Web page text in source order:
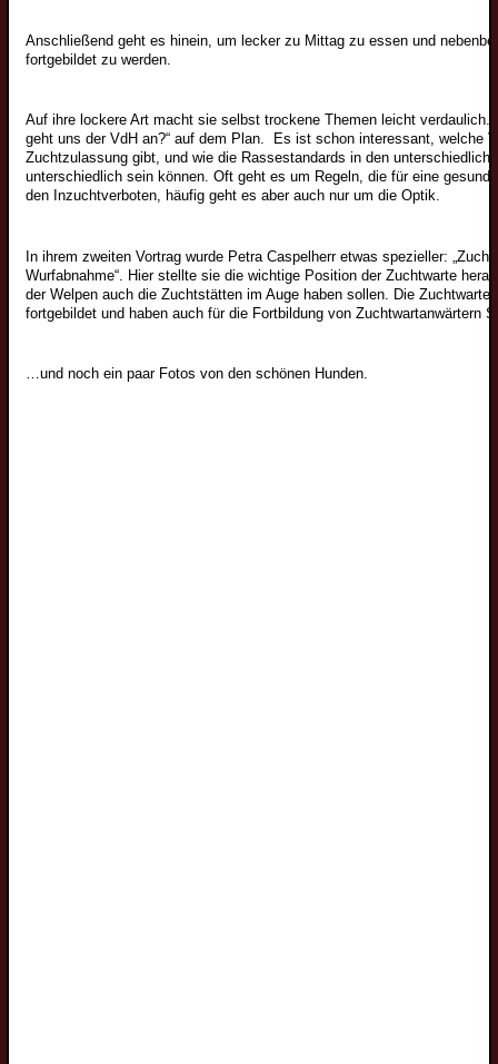
Anschließend geht es hinein, um lecker zu Mittag zu essen und
fortgebildet zu werden.
Auf ihre lockere Art macht sie selbst trockene Themen leicht verdaulich.
geht uns der VdH an?“ auf dem Plan. Es ist schon interessant, welche
Zuchtzulassung gibt, und wie die Rassestandards in den
unterschiedlich sein können. Oft geht es um Regeln, die für eine
den Inzuchtverboten, häufig geht es aber auch nur um die Optik.
In ihrem zweiten Vortrag wurde Petra Caspelherr etwas spezieller:
Wurfabnahme“. Hier stellte sie die wichtige Position der Zuchtwarte
der Welpen auch die Zuchtstätten im Auge haben sollen. Die Zuchtwarte
fortgebildet und haben auch für die Fortbildung von Zuchtwartanwärtern
…und noch ein paar Fotos von den schönen Hunden.